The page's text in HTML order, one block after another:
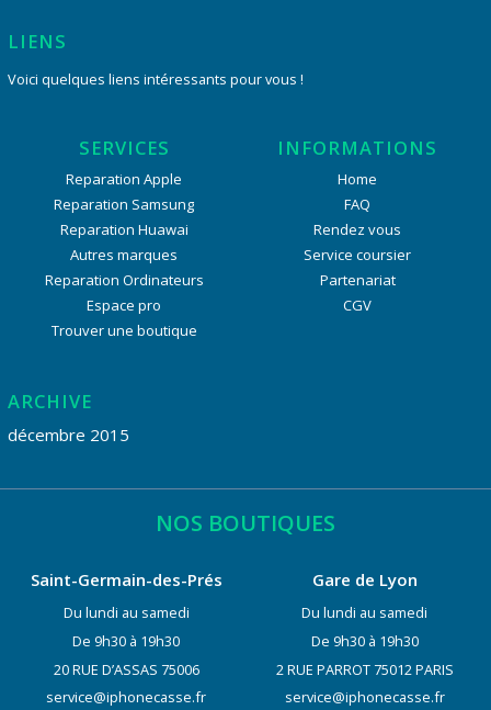
LIENS
Voici quelques liens intéressants pour vous !
SERVICES
Reparation Apple
Reparation Samsung
Reparation Huawai
Autres marques
Reparation Ordinateurs
Espace pro
Trouver une boutique
INFORMATIONS
Home
FAQ
Rendez vous
Service coursier
Partenariat
CGV
ARCHIVE
décembre 2015
NOS BOUTIQUES
Saint-Germain-des-Prés
Du lundi au samedi
De 9h30 à 19h30
20 RUE D’ASSAS 75006
service@iphonecasse.fr
Gare de Lyon
Du lundi au samedi
De 9h30 à 19h30
2 RUE PARROT 75012 PARIS
service@iphonecasse.fr